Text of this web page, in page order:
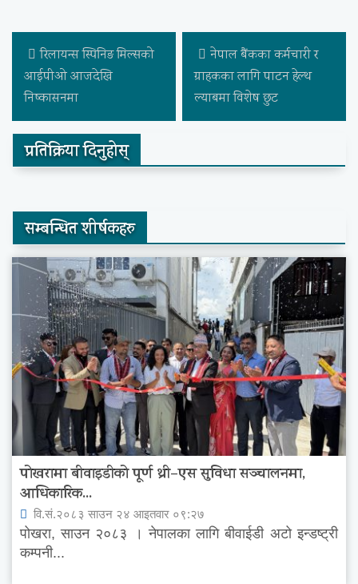
रिलायन्स स्पिनिङ मिल्सको
आईपीओ आजदेखि
निष्कासनमा
नेपाल बैंकका कर्मचारी र
ग्राहकका लागि पाटन हेल्थ
ल्याबमा विशेष छुट
प्रतिक्रिया दिनुहोस्
सम्बन्धित शीर्षकहरु
पोखरामा बीवाइडीको पूर्ण थ्री–एस सुविधा सञ्चालनमा,
आधिकारिक...
वि.सं.२०८३ साउन २४ आइतवार ०९:२७
पोखरा, साउन २०८३ । नेपालका लागि बीवाईडी अटो इन्डष्ट्री
कम्पनी...